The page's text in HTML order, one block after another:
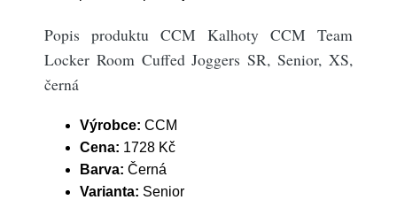
Popis produktu CCM Kalhoty CCM Team
Locker Room Cuffed Joggers SR, Senior, XS,
černá
Výrobce: CCM
Cena: 1728 Kč
Barva: Černá
Varianta: Senior